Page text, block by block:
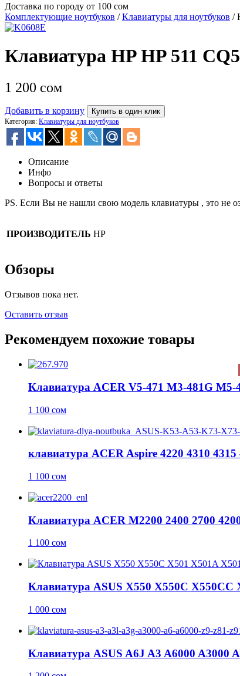
Доставка по городу от 100 сом
Комплектующие ноутбуков /Клавиатуры для ноутбуков /
Клавиатура HP HP 511
1 200 сом
Добавить в корзину Купить в один клик
Категория: Клавиатуры для ноутбуков
Описание
Инфо
Вопросы и ответы
PS. Если Вы не нашли свою модель клавиатуры , это не
ПРОИЗВОДИТЕЛЬ HP
Обзоры
Отзывов пока нет.
Оставить отзыв
Рекомендуем похожие товары
Клавиатура ACER V5-471 M3-481G M5-
1 100 сом
клавиатура ACER Aspire 4220 4310
1 100 сом
Клавиатура ACER M2200 2400 2700
1 100 сом
Клавиатура ASUS X550 X550C X550CC
1 000 сом
Клавиатура ASUS A6J A3 A6000 A3000